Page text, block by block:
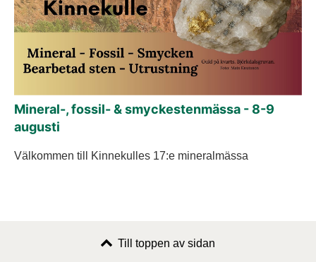
Mineral-, fossil- & smyckestenmässa - 8-9
augusti
Välkommen till Kinnekulles 17:e mineralmässa
Till toppen av sidan